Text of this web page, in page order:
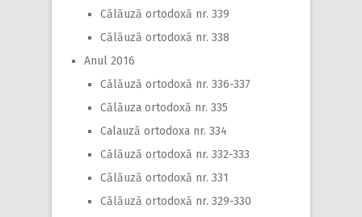
Călăuză ortodoxă nr. 339
Călăuză ortodoxă nr. 338
Anul 2016
Călăuză ortodoxă nr. 336-337
Călăuza ortodoxă nr. 335
Calauză ortodoxa nr. 334
Călăuză ortodoxă nr. 332-333
Călăuză ortodoxă nr. 331
Călăuză ortodoxă nr. 329-330